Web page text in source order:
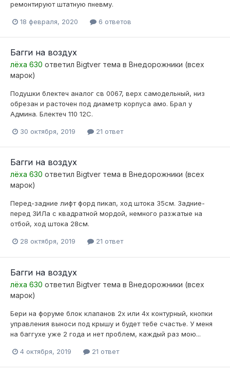
ремонтируют штатную пневму.
18 февраля, 2020 6 ответов
Багги на воздух
лёха 630 ответил Bigtver тема в Внедорожники (всех
марок)
Подушки блектеч аналог св 0067, верх самодельный, низ
обрезан и расточен под диаметр корпуса амо. Брал у
Админа. Блектеч 110 12С.
30 октября, 2019 21 ответ
Багги на воздух
лёха 630 ответил Bigtver тема в Внедорожники (всех
марок)
Перед-задние лифт форд пикап, ход штока 35см. Задние-
перед ЗИЛа с квадратной мордой, немного разжатые на
отбой, ход штока 28см.
28 октября, 2019 21 ответ
Багги на воздух
лёха 630 ответил Bigtver тема в Внедорожники (всех
марок)
Бери на форуме блок клапанов 2х или 4х контурный, кнопки
управления выноси под крышу и будет тебе счастье. У меня
на баггухе уже 2 года и нет проблем, каждый раз мою...
4 октября, 2019 21 ответ